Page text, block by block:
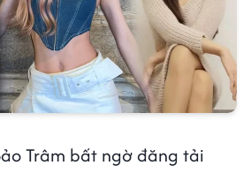
Trâm bất ngờ đăng tải